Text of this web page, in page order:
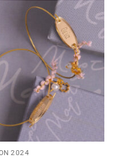
2024